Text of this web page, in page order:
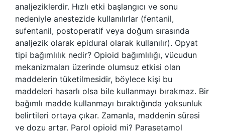
analjeziklerdir. Hızlı etki başlangıcı ve sonu
nedeniyle anestezide kullanılırlar (fentanil,
sufentanil, postoperatif veya doğum sırasında
analjezik olarak epidural olarak kullanılır). Opyat
tipi bağımlılık nedir? Opioid bağımlılığı, vücudun
mekanizmaları üzerinde olumsuz etkisi olan
maddelerin tüketilmesidir, böylece kişi bu
maddeleri hasarlı olsa bile kullanmayı bırakmaz. Bir
bağımlı madde kullanmayı bıraktığında yoksunluk
belirtileri ortaya çıkar. Zamanla, maddenin süresi
ve dozu artar. Parol opioid mi? Parasetamol